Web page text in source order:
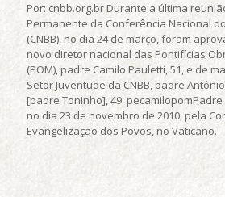
Por: cnbb.org.br Durante a última
Permanente da Conferência Nacional
(CNBB), no dia 24 de março, foram
novo diretor nacional das Pontifícias
(POM), padre Camilo Pauletti, 51, e de
Setor Juventude da CNBB, padre
[padre Toninho], 49.
no dia 23 de novembro de 2010, pela
Evangelização dos Povos, no Vaticano.